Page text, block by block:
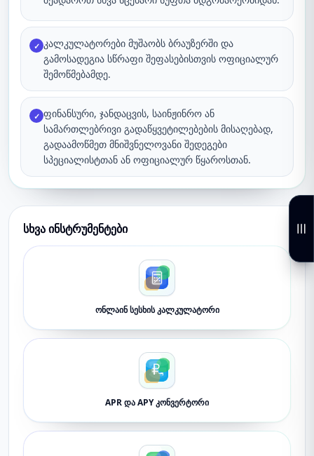
✓ კალკულატორები მუშაობს ბრაუზერში და
გამოსადეგია სწრაფი შეფასებისთვის ოფიციალურ
შემოწმებამდე.
✓ ფინანსური, ჯანდაცვის, საინჟინრო ან
სამართლებრივი გადაწყვეტილებების მისაღებად,
გადაამოწმეთ მნიშვნელოვანი შედეგები
სპეციალისტთან ან ოფიციალურ წყაროსთან.
სხვა ინსტრუმენტები
ონლაინ სესხის კალკულატორი
APR და APY კონვერტორი